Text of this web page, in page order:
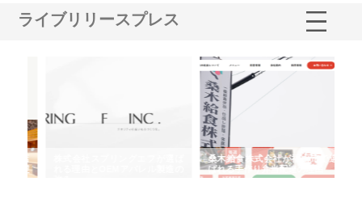
ライブリリースプレス
桑木給食株式会社が福山市で選
ばれる手作り弁当配達の理由